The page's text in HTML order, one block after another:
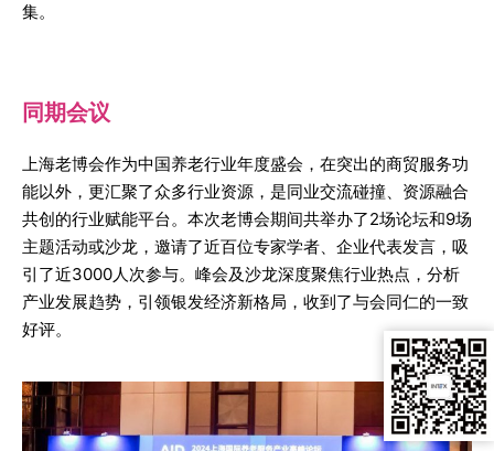
集。
同期会议
上海老博会作为中国养老行业年度盛会，在突出的商贸服务功
能以外，更汇聚了众多行业资源，是同业交流碰撞、资源融合
共创的行业赋能平台。本次老博会期间共举办了2场论坛和9场
主题活动或沙龙，邀请了近百位专家学者、企业代表发言，吸
引了近3000人次参与。峰会及沙龙深度聚焦行业热点，分析
产业发展趋势，引领银发经济新格局，收到了与会同仁的一致
好评。